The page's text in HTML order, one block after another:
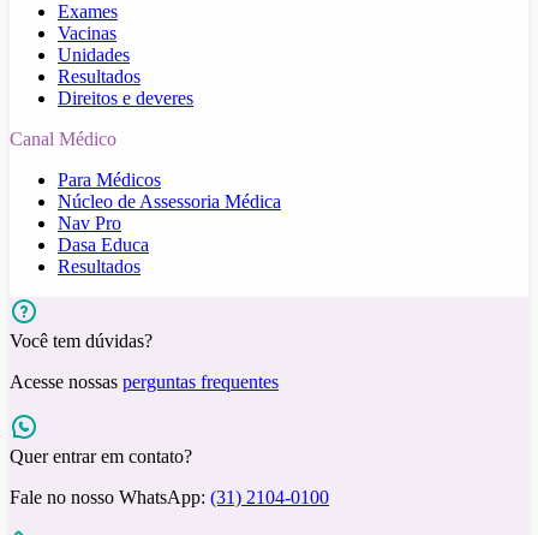
Exames
Vacinas
Unidades
Resultados
Direitos e deveres
Canal Médico
Para Médicos
Núcleo de Assessoria Médica
Nav Pro
Dasa Educa
Resultados
Você tem dúvidas?
Acesse nossas perguntas frequentes
Quer entrar em contato?
Fale no nosso WhatsApp: (31) 2104-0100